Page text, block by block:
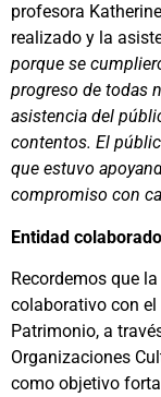
profesora
realizado y la
porque se
progreso de todas
asistencia del
contentos. El
que estuvo
compromiso con
Entidad
Recordemos que
colaborativo con el
Patrimonio, a
Organizaciones
como objetivo